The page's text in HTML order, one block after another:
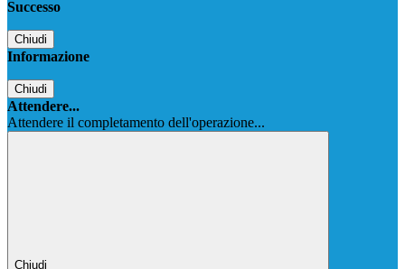
Successo
Chiudi
Informazione
Chiudi
Attendere...
Attendere il completamento dell'operazione...
Chiudi